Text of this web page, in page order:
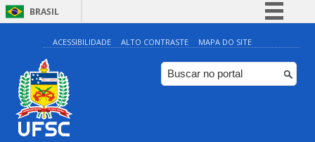
BRASIL
Simplifique!
Comunica BR
Participe
ACESSIBILIDADE ALTO CONTRASTE MAPA DO SITE